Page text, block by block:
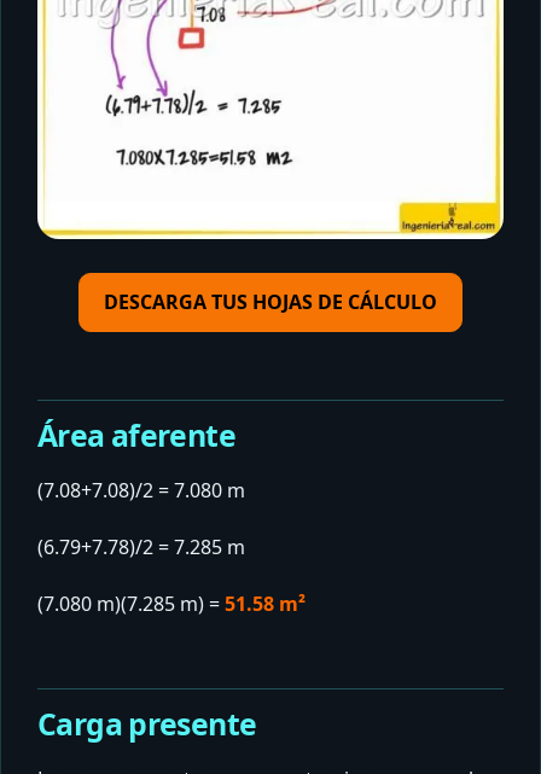
DESCARGA TUS HOJAS DE CÁLCULO
Área aferente
(7.08+7.08)/2 = 7.080 m
(6.79+7.78)/2 = 7.285 m
(7.080 m)(7.285 m) =51.58 m²
Carga presente